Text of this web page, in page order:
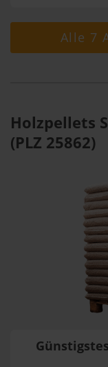
Alle 7
Holzpellets
(PLZ 25862)